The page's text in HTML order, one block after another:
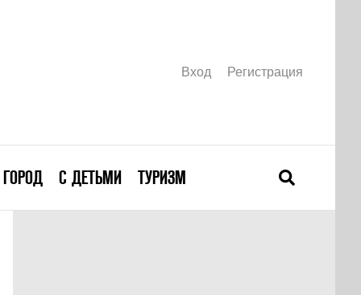
Вход Регистрация
ГОРОД С ДЕТЬМИ ТУРИЗМ